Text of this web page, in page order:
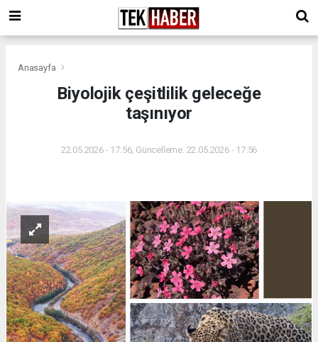
Anasayfa
Biyolojik çeşitlilik geleceğe
taşınıyor
22.05.2026 - 17:56, Güncelleme: 22.05.2026 - 17:56